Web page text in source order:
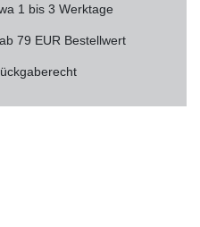
1 bis 3 Werktage
79 EUR Bestellwert